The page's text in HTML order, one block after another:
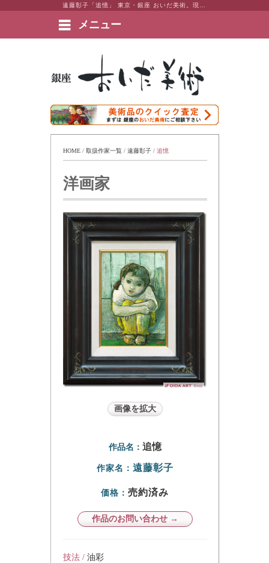
メニュー
絵画など美術品の販売と買取 | 東京・銀座 おいだ美術
HOME / 取扱作家一覧 / 遠藤彰子 / 追憶
洋画家
画像を拡大
作品名： 追憶
作家名： 遠藤彰子
価格： 売約済み
作品のお問い合わせ →
技法 / 油彩